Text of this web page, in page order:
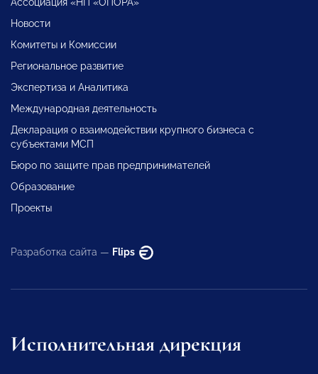
Ассоциация «НП «ОПОРА»
Новости
Комитеты и Комиссии
Региональное развитие
Экспертиза и Аналитика
Международная деятельность
Декларация о взаимодействии крупного бизнеса с
субъектами МСП
Бюро по защите прав предпринимателей
Образование
Проекты
Разработка сайта — Flips
Исполнительная дирекция